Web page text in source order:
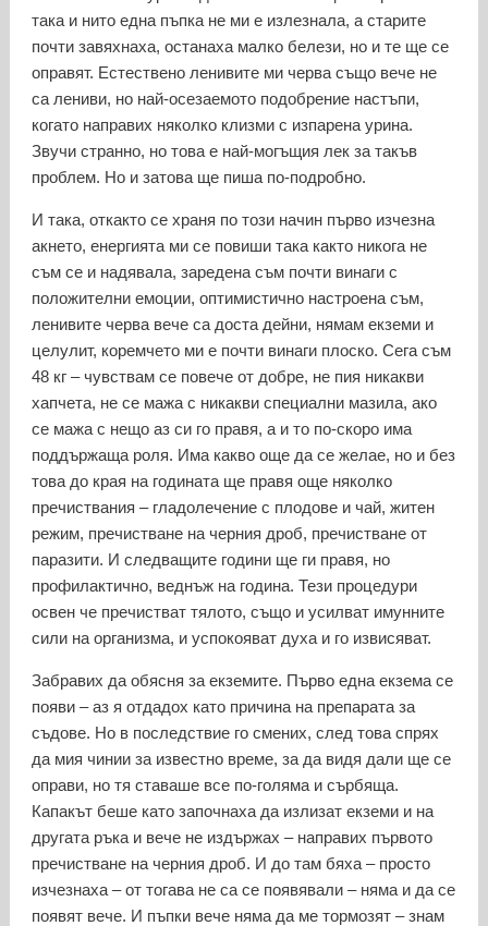
така и нито една пъпка не ми е излезнала, а старите
почти завяхнаха, останаха малко белези, но и те ще се
оправят. Естествено ленивите ми черва също вече не
са лениви, но най-осезаемото подобрение настъпи,
когато направих няколко клизми с изпарена урина.
Звучи странно, но това е най-могъщия лек за такъв
проблем. Но и затова ще пиша по-подробно.
И така, откакто се храня по този начин първо изчезна
акнето, енергията ми се повиши така както никога не
съм се и надявала, заредена съм почти винаги с
положителни емоции, оптимистично настроена съм,
ленивите черва вече са доста дейни, нямам екземи и
целулит, коремчето ми е почти винаги плоско. Сега съм
48 кг – чувствам се повече от добре, не пия никакви
хапчета, не се мажа с никакви специални мазила, ако
се мажа с нещо аз си го правя, а и то по-скоро има
поддържаща роля. Има какво още да се желае, но и без
това до края на годината ще правя още няколко
пречиствания – гладолечение с плодове и чай, житен
режим, пречистване на черния дроб, пречистване от
паразити. И следващите години ще ги правя, но
профилактично, веднъж на година. Тези процедури
освен че пречистват тялото, също и усилват имунните
сили на организма, и успокояват духа и го извисяват.
Забравих да обясня за екземите. Първо една екзема се
появи – аз я отдадох като причина на препарата за
съдове. Но в последствие го смених, след това спрях
да мия чинии за известно време, за да видя дали ще се
оправи, но тя ставаше все по-голяма и сърбяща.
Капакът беше като започнаха да излизат екземи и на
другата ръка и вече не издържах – направих първото
пречистване на черния дроб. И до там бяха – просто
изчезнаха – от тогава не са се появявали – няма и да се
появят вече. И пъпки вече няма да ме тормозят – знам